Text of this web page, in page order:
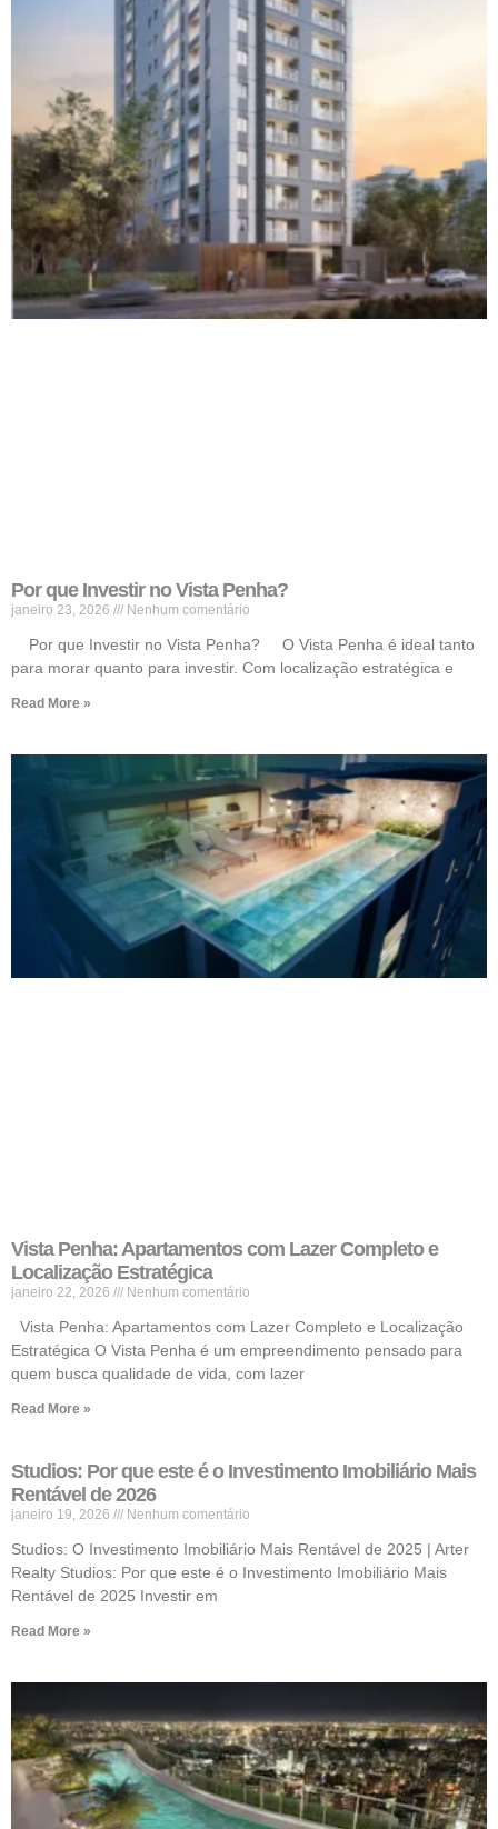
Por que Investir no Vista Penha?
janeiro 23, 2026 Nenhum comentário
Por que Investir no Vista Penha? O Vista Penha é ideal tanto
para morar quanto para investir. Com localização estratégica e
Read More »
Vista Penha: Apartamentos com Lazer Completo e
Localização Estratégica
janeiro 22, 2026 Nenhum comentário
Vista Penha: Apartamentos com Lazer Completo e Localização
Estratégica O Vista Penha é um empreendimento pensado para
quem busca qualidade de vida, com lazer
Read More »
Studios: Por que este é o Investimento Imobiliário Mais
Rentável de 2026
janeiro 19, 2026 Nenhum comentário
Studios: O Investimento Imobiliário Mais Rentável de 2025 | Arter
Realty Studios: Por que este é o Investimento Imobiliário Mais
Rentável de 2025 Investir em
Read More »